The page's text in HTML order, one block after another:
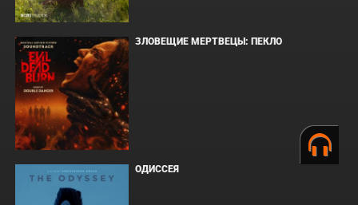
ЗЛОВЕЩИЕ МЕРТВЕЦЫ: ПЕКЛО
ОДИССЕЯ